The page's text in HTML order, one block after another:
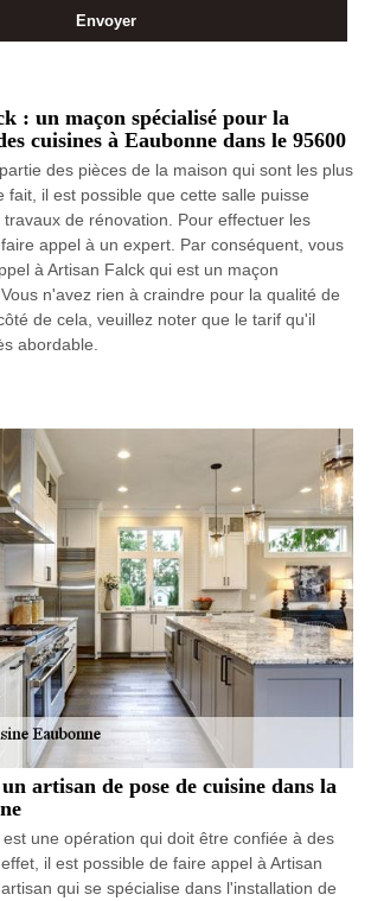
: un maçon spécialisé pour la
cuisines à Eaubonne dans le 95600
des pièces de la maison qui sont les plus
fait, il est possible que cette salle puisse
travaux de rénovation. Pour effectuer les
appel à un expert. Par conséquent, vous
à Artisan Falck qui est un maçon
n'avez rien à craindre pour la qualité de
de cela, veuillez noter que le tarif qu'il
abordable.
artisan de pose de cuisine dans la
une opération qui doit être confiée à des
il est possible de faire appel à Artisan
qui se spécialise dans l'installation de